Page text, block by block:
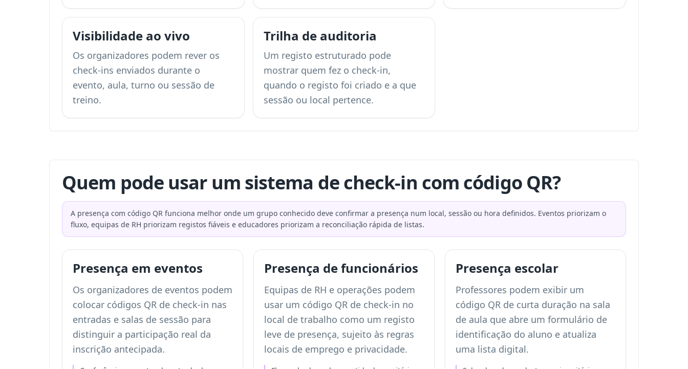
Visibilidade ao vivo
Os organizadores podem rever os
check-ins enviados durante o
evento, aula, turno ou sessão de
treino.
Trilha de auditoria
Um registo estruturado pode
mostrar quem fez o check-in,
quando o registo foi criado e a que
sessão ou local pertence.
Quem pode usar um sistema de check-in com código QR?
A presença com código QR funciona melhor onde um grupo conhecido deve confirmar a presença num local, sessão ou hora definidos. Eventos priorizam o
fluxo, equipas de RH priorizam registos fiáveis e educadores priorizam a reconciliação rápida de listas.
Presença em eventos
Os organizadores de eventos podem
colocar códigos QR de check-in nas
entradas e salas de sessão para
distinguir a participação real da
inscrição antecipada.
Presença de funcionários
Equipas de RH e operações podem
usar um código QR de check-in no
local de trabalho como um registo
leve de presença, sujeito às regras
locais de emprego e privacidade.
Presença escolar
Professores podem exibir um
código QR de curta duração na sala
de aula que abre um formulário de
identificação do aluno e atualiza
uma lista digital.